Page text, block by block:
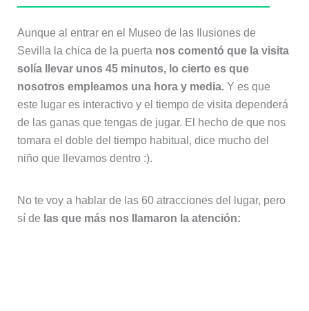
Aunque al entrar en el Museo de las Ilusiones de
Sevilla la chica de la puerta nos comentó que la visita
solía llevar unos 45 minutos, lo cierto es que
nosotros empleamos una hora y media.Y es que
este lugar es interactivo y el tiempo de visita dependerá
de las ganas que tengas de jugar. El hecho de que nos
tomara el doble del tiempo habitual, dice mucho del
niño que llevamos dentro :).
No te voy a hablar de las 60 atracciones del lugar, pero
sí de las que más nos llamaron la atención: